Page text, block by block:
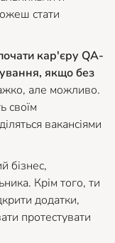
стати
кар'єру QA-
якщо без
але можливо.
своїм
вакансіями
бізнес,
Крім того, ти
додатки,
протестувати